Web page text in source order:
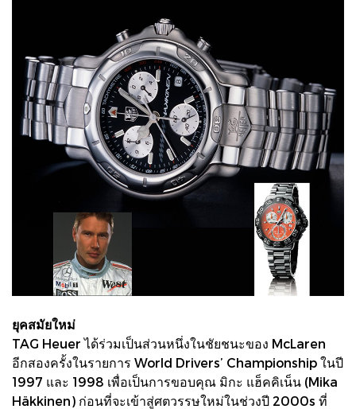
ยุคสมัยใหม่
TAG Heuer ได้ร่วมเป็นส่วนหนึ่งในชัยชนะของ McLaren
อีกสองครั้งในรายการ World Drivers’ Championship ในปี
1997 และ 1998 เพื่อเป็นการขอบคุณ มิกะ แฮ็คคิเน็น (Mika
Häkkinen) ก่อนที่จะเข้าสู่ศตวรรษใหม่ในช่วงปี 2000s ที่